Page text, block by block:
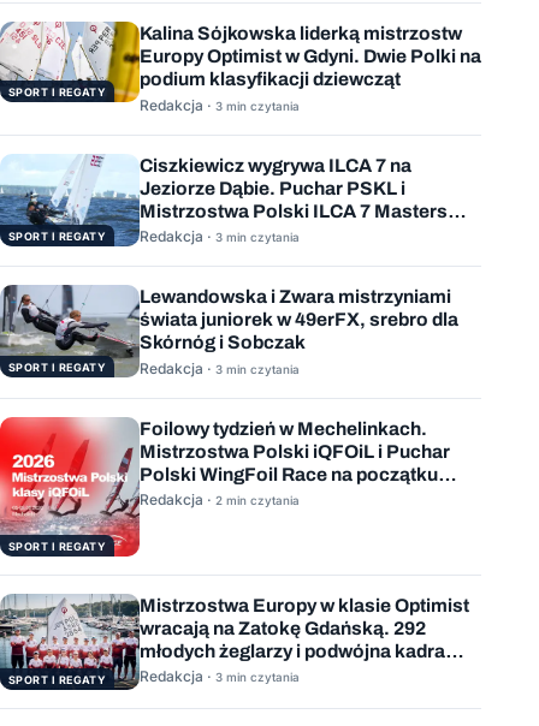
SPORT I REGATY
Kalina Sójkowska liderką mistrzostw
Europy Optimist w Gdyni. Dwie Polki na
podium klasyfikacji dziewcząt
Redakcja · 3 min czytania
SPORT I REGATY
Ciszkiewicz wygrywa ILCA 7 na
Jeziorze Dąbie. Puchar PSKL i
Mistrzostwa Polski ILCA 7 Masters
rozstrzygnięte
Redakcja · 3 min czytania
SPORT I REGATY
Lewandowska i Zwara mistrzyniami
świata juniorek w 49erFX, srebro dla
Skórnóg i Sobczak
Redakcja · 3 min czytania
SPORT I REGATY
Foilowy tydzień w Mechelinkach.
Mistrzostwa Polski iQFOiL i Puchar
Polski WingFoil Race na początku
sierpnia
Redakcja · 2 min czytania
SPORT I REGATY
Mistrzostwa Europy w klasie Optimist
wracają na Zatokę Gdańską. 292
młodych żeglarzy i podwójna kadra
Polski
Redakcja · 3 min czytania